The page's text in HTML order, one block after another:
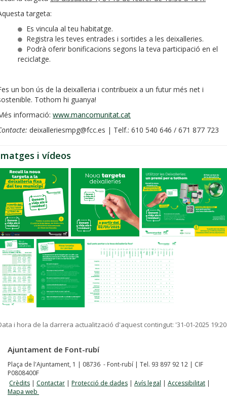
targeta:
Es vincula al teu habitatge.
Registra les teves entrades i sortides a les deixalleries.
Podrà oferir bonificacions segons la teva participació en el
reciclatge.
un bon ús de la deixalleria i contribueix a un futur més net i
Tothom hi guanya!
informació: www.mancomunitat.cat
deixalleriesmpg@fcc.es | Telf.: 610 540 646 / 671 877 723
i vídeos
i hora de la darrera actualització d'aquest contingut: '31-01-2025 19:20
Ajuntament de Font-rubí
Plaça de l'Ajuntament, 1 | 08736 - Font-rubí | Tel. 93 897 92 12 | CIF
P0808400F
Crèdits | Contactar | Protecció de dades | Avís legal | Accessibilitat |
Mapa web